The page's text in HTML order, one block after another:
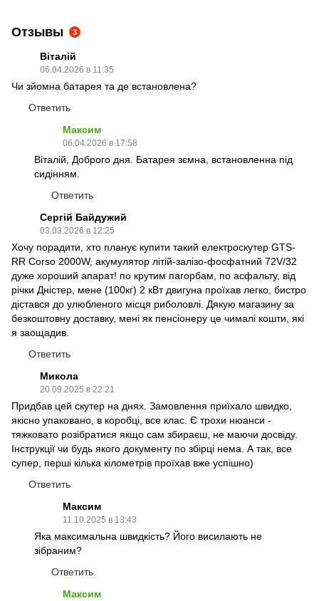
Отзывы 3
Віталій
06.04.2026 в 11:35
Чи зйомна батарея та де встановлена?
Ответить
Максим
06.04.2026 в 17:58
Віталій, Доброго дня. Батарея зємна, встановленна під
сидінням.
Ответить
Сергій Байдужий
03.03.2026 в 12:25
Хочу порадити, хто планує купити такий електроскутер GTS-
RR Corso 2000W, акумулятор літій-залізо-фосфатний 72V/32
дуже хороший апарат! по крутим пагорбам, по асфальту, від
річки Дністер, мене (100кг) 2 кВт двигуна проїхав легко, бистро
дістався до улюбленого місця риболовлі. Дякую магазину за
безкоштовну доставку, мені як пенсіонеру це чималі кошти, які
я заощадив.
Ответить
Микола
20.09.2025 в 22:21
Придбав цей скутер на днях. Замовлення приїхало швидко,
якісно упаковано, в коробці, все клас. Є трохи нюанси -
тяжковато розібратися якщо сам збираєш, не маючи досвіду.
Інструкції чи будь якого документу по збірці нема. А так, все
супер, перші кілька кілометрів проїхав вже успішно)
Ответить
Максим
11.10.2025 в 13:43
Яка максимальна швидкість? Його висилають не
зібраним?
Ответить
Максим